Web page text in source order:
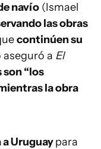
navío (Ismael
las obras
continúen su
aseguró a El
“los
la obra
Uruguaypara